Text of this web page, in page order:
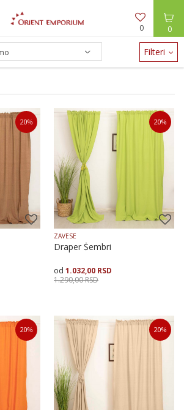
0
0
/ NAKIT -20% - zalihe brzo nestaju!
Filteri
20%
u korpu
20%
ZAVESE
Draper Šembri
1.032,00 RSD
1.290,00RSD
Veličina
150X175 150X255
Dodaj u korpu
20% 20%